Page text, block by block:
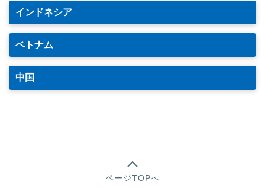
インドネシア
ベトナム
中国
ページTOPへ